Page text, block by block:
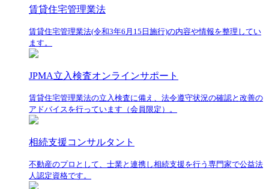
賃貸住宅管理業法
賃貸住宅管理業法(令和3年6月15日施行)の内容や情報を整理してい
ます。
JPMA立入検査オンラインサポート
賃貸住宅管理業法の立入検査に備え、法令遵守状況の確認と改善の
アドバイスを行っています（会員限定）。
相続支援コンサルタント
不動産のプロとして、士業と連携し相続支援を行う専門家で公益法
人認定資格です。